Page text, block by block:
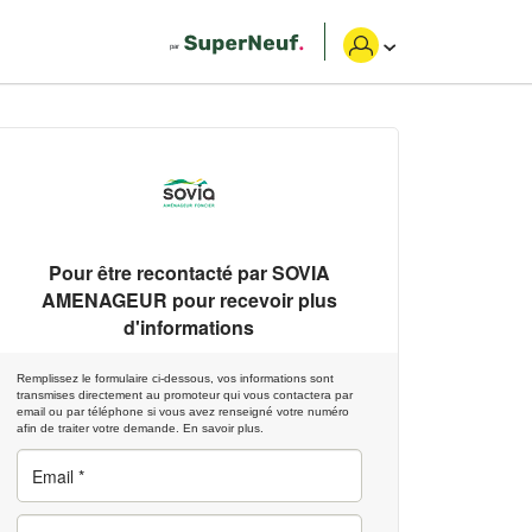
Pour être recontacté parSOVIA
AMENAGEUR pour recevoir plus
d'informations
Remplissez le formulaire ci-dessous, vos informations sont
transmises directement au promoteur qui vous contactera par
email ou par téléphone si vous avez renseigné votre numéro
afin de traiter votre demande. En savoir plus.